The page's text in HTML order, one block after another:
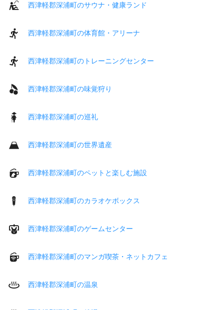
西津軽郡深浦町のサウナ・健康ランド
西津軽郡深浦町の体育館・アリーナ
西津軽郡深浦町のトレーニングセンター
西津軽郡深浦町の味覚狩り
西津軽郡深浦町の巡礼
西津軽郡深浦町の世界遺産
西津軽郡深浦町のペットと楽しむ施設
西津軽郡深浦町のカラオケボックス
西津軽郡深浦町のゲームセンター
西津軽郡深浦町のマンガ喫茶・ネットカフェ
西津軽郡深浦町の温泉